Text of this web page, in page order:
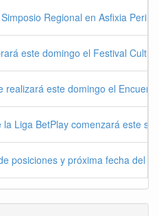
Regional en Asfixia
este domingo el Festival
realizará este domingo el
Liga BetPlay comenzará este
posiciones y próxima fecha del